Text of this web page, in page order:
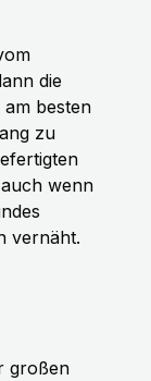
die
besten
zu
wenn
vernäht.
großen